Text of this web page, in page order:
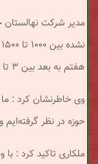
مدیر شرکت نهالستان
هفتم به بعد بین ۳ تا ۶ تن می‌باشد.
حوزه در نظر
ملکاری تاکید کرد :